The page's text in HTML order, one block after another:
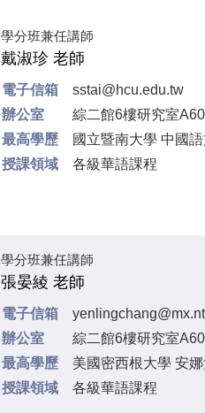
學分班兼任講師
戴淑珍 老師
電子信箱
sstai@hcu.edu.tw
辦公室
綜二館6樓研究室
最高學歷
國立暨南大學 中國
授課領域
各級華語課程
學分班兼任講師
張晏綾 老師
電子信箱
辦公室
綜二館6樓研究室
最高學歷
美國密西根大學 安
授課領域
各級華語課程